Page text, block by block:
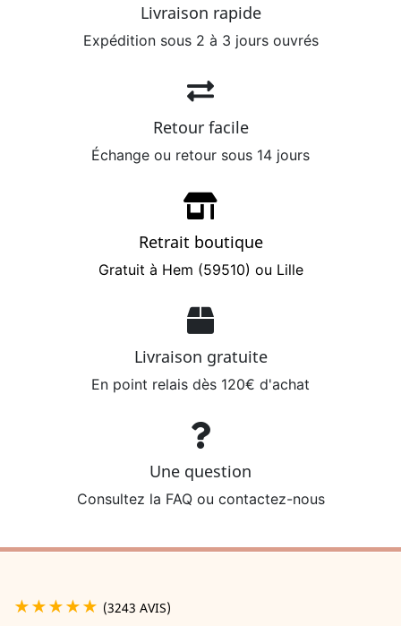
Livraison rapide
Expédition sous 2 à 3 jours ouvrés
Retour facile
Échange ou retour sous 14 jours
Retrait boutique
Gratuit à Hem (59510) ou Lille
Livraison gratuite
En point relais dès 120€ d'achat
Une question
Consultez la FAQ ou contactez-nous
★★★★★ (3243 AVIS)